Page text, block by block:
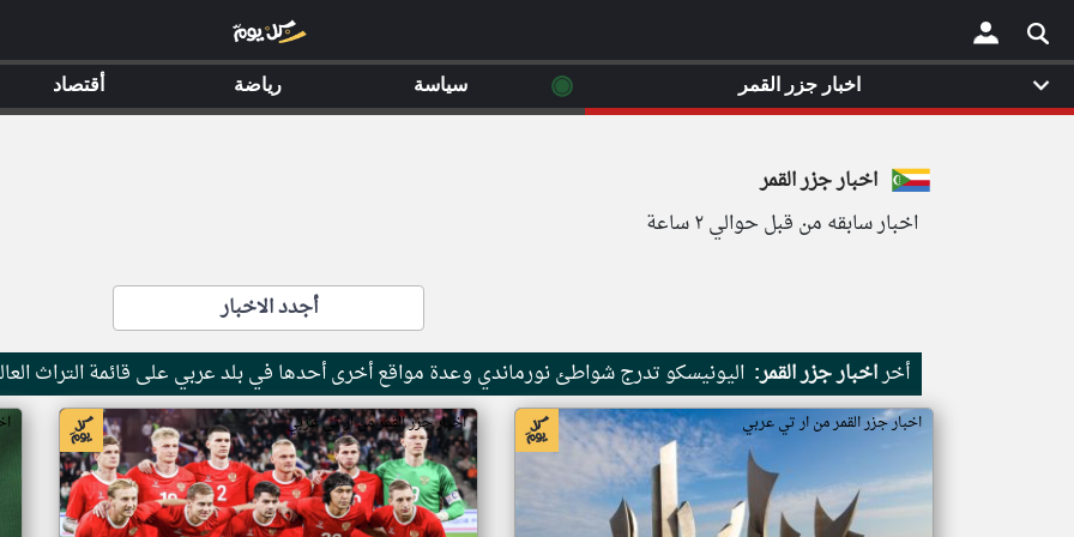
×
اخبار جزر القمر
اخبار سابقه من قبل حوالي ٢ ساعة
أجدد الاخبار
أخراخبار جزر القمر: اليونيسكو تدرج شواطئ نورماندي وعدة مواقع أخرى أحدها في بلد عربي على قائمة التراث
اخبار جزر القمر من ار تي عربي اخبار جزر القمر من ار تي عربي
اخبار جزر القمر ◉ سياسة رياضة أقتصاد